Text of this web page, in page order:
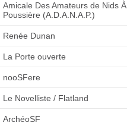
Amicale Des Amateurs de Nids À
Poussière (A.D.A.N.A.P.)
Renée Dunan
La Porte ouverte
nooSFere
Le Novelliste / Flatland
ArchéoSF